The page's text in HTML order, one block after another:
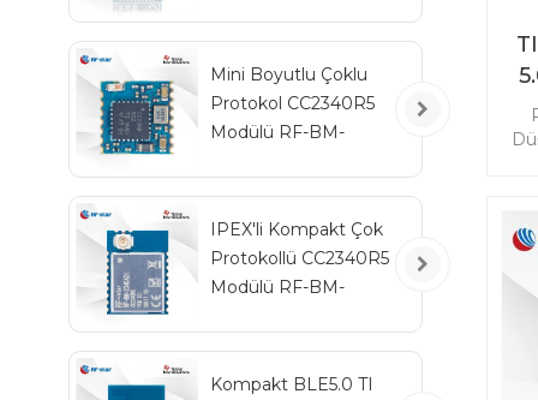
Mini Boyutlu Çoklu
Protokol CC2340R5
Modülü RF-BM-
IPEX'li Kompakt Çok
Protokollü CC2340R5
Modülü RF-BM-
Kompakt BLE5.0 TI